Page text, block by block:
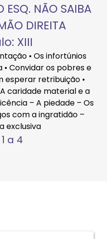
ESQ. NÃO SAIBA
DIREITA
XIII
• Os infortúnios
• Convidar os pobres e
esperar retribuição •
caridade material e a
– A piedade – Os
com a ingratidão –
exclusiva
a 4